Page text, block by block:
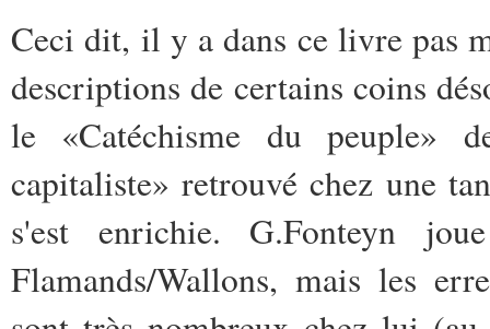
Ceci dit, il y a dans ce livre pas
descriptions de certains coins
le «Catéchisme du peuple»
capitaliste» retrouvé chez une
s'est enrichie. G.Fonteyn
Flamands/Wallons, mais les